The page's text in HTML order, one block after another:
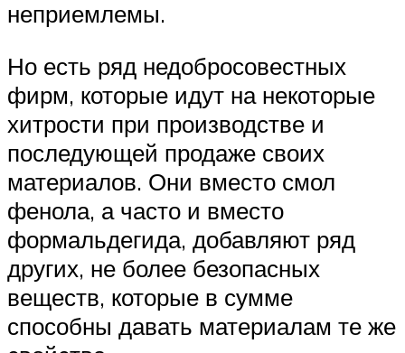
неприемлемы.
Но есть ряд недобросовестных
фирм, которые идут на некоторые
хитрости при производстве и
последующей продаже своих
материалов. Они вместо смол
фенола, а часто и вместо
формальдегида, добавляют ряд
других, не более безопасных
веществ, которые в сумме
способны давать материалам те же